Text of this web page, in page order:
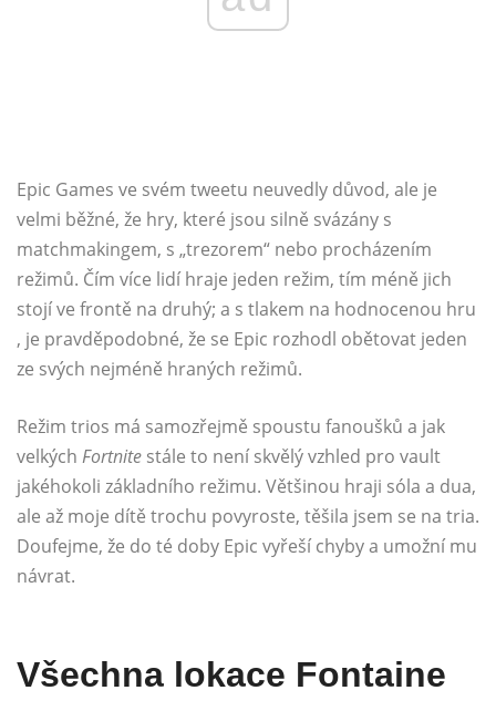
Epic Games ve svém tweetu neuvedly důvod, ale je
velmi běžné, že hry, které jsou silně svázány s
matchmakingem, s „trezorem“ nebo procházením
režimů. Čím více lidí hraje jeden režim, tím méně jich
stojí ve frontě na druhý; a s tlakem na hodnocenou hru
, je pravděpodobné, že se Epic rozhodl obětovat jeden
ze svých nejméně hraných režimů.
Režim trios má samozřejmě spoustu fanoušků a jak
velkých Fortnite stále to není skvělý vzhled pro vault
jakéhokoli základního režimu. Většinou hraji sóla a dua,
ale až moje dítě trochu povyroste, těšila jsem se na tria.
Doufejme, že do té doby Epic vyřeší chyby a umožní mu
návrat.
Všechna lokace Fontaine